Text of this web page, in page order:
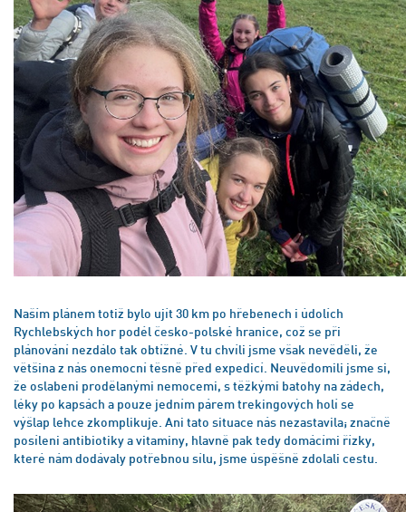
Naším plánem totiž bylo ujít 30 km po hřebenech i údolích
Rychlebských hor podél česko-polské hranice, což se při
plánování nezdálo tak obtížné. V tu chvíli jsme však nevěděli, že
většina z nás onemocní těsně před expedicí. Neuvědomili jsme si,
že oslabeni prodělanými nemocemi, s těžkými batohy na zádech,
léky po kapsách a pouze jedním párem trekingových holí se
výšlap lehce zkomplikuje. Ani tato situace nás nezastavila; značně
posíleni antibiotiky a vitaminy, hlavně pak tedy domácími řízky,
které nám dodávaly potřebnou sílu, jsme úspěšně zdolali cestu.